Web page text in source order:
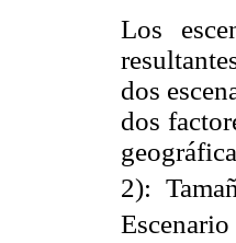
Los
dos
dos
2):